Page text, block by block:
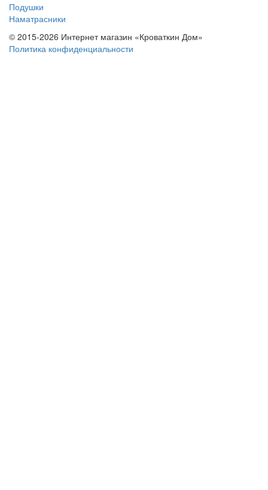
Подушки
Наматрасники
© 2015-2026 Интернет магазин «Кроваткин Дом»
Политика конфиденциальности